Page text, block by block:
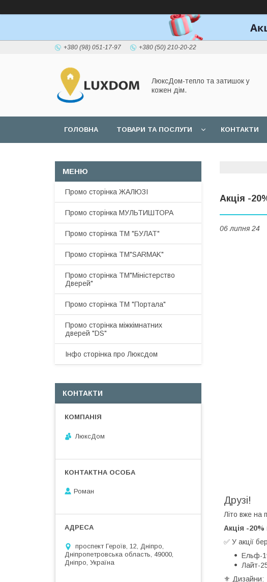
+380 (98) 051-17-97 +380 (50) 210-20-22
ЛюксДом-тепло та затишок у
кожен дім.
ГОЛОВНА ТОВАРИ ТА ПОСЛУГИ КОНТАКТИ
Акція -
06 липня 24
Друзі!
Літо вже на
Акція -
✅ У акції
Ельф-
Лайт-
⚜️ Дизайни:
Промо сторінка ЖАЛЮЗІ
Промо сторінка МУЛЬТИШТОРА
Промо сторінка ТМ "БУЛАТ"
Промо сторінка ТМ"SARMAK"
Промо сторінка ТМ"Міністерство
Дверей"
Промо сторінка ТМ "Портала"
Промо сторінка міжкімнатних
дверей "DS"
Інфо сторінка про Люксдом
КОНТАКТИ
ЛюксДом
Роман
проспект Героїв, 12, Дніпро,
Дніпропетровська область, 49000,
Дніпро, Україна